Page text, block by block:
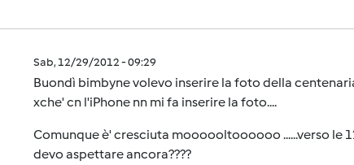
Sab, 12/29/2012 - 09:29
Buondì bimbyne volevo inserire la foto della
xche' cn l'iPhone nn mi fa inserire la foto....
Comunque è' cresciuta moooooltoooooo ......verso le
devo aspettare ancora????